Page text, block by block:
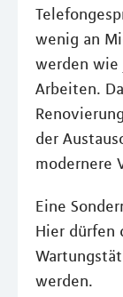
wenig an
werden wie
Arbeiten.
der
modernere
Eine
Hier dürfen
werden.